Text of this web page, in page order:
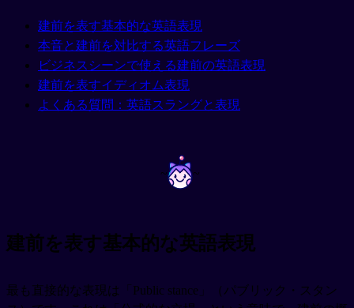
建前を表す基本的な英語表現
本音と建前を対比する英語フレーズ
ビジネスシーンで使える建前の英語表現
建前を表すイディオム表現
よくある質問：英語スラングと表現
~ ~
建前を表す基本的な英語表現
最も直接的な表現は「Public stance」（パブリック・スタン